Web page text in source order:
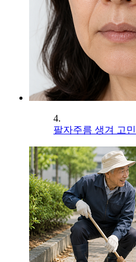
4.
팔자주름 생겨 고